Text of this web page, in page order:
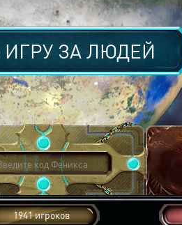
ИГРУ ЗАЛЮДЕЙ
1941 игроков